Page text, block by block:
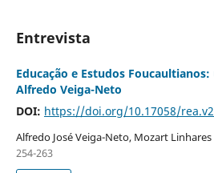
Entrevista
Educação e Estudos
Alfredo Veiga-Neto
DOI: https://doi.org/10.17058/
Alfredo José Veiga-Neto, Mozart Linhares
254-263